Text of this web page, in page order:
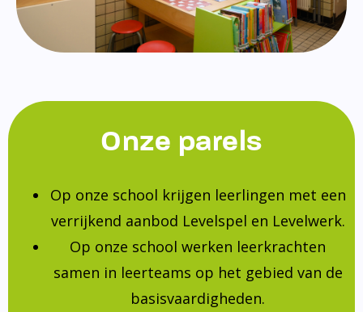
Onze parels
Op onze school krijgen leerlingen met een
verrijkend aanbod Levelspel en Levelwerk.
Op onze school werken leerkrachten
samen in leerteams op het gebied van de
basisvaardigheden.